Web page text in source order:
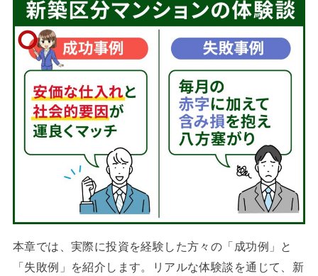
本章では、実際に投資を経験した方々の「成功例」と
「失敗例」を紹介します。リアルな体験談を通じて、新